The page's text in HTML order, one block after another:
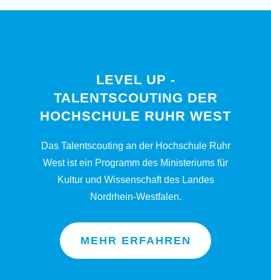
LEVEL UP -
TALENTSCOUTING DER
HOCHSCHULE RUHR WEST
Das Talentscouting an der Hochschule Ruhr
West ist ein Programm des Ministeriums für
Kultur und Wissenschaft des Landes
Nordrhein-Westfalen.
MEHR ERFAHREN